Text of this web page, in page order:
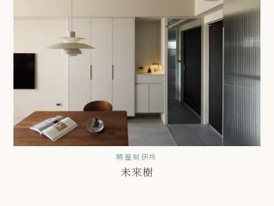
曉屋制研所
未來樹